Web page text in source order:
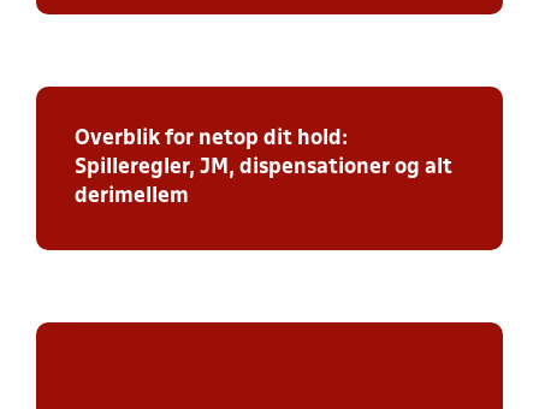
Overblik for netop dit hold:
Spilleregler, JM, dispensationer og alt
derimellem